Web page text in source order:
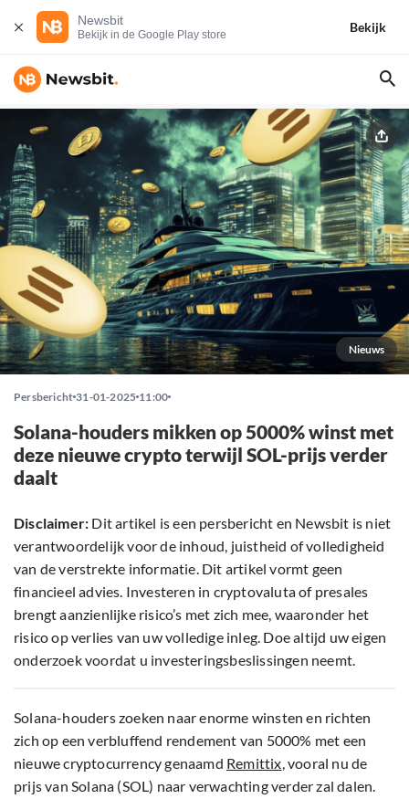
Newsbit
Bekijk in de Google Play store
Bekijk
Nieuws
Persbericht 31-01-2025 11:00
Solana-houders mikken op 5000% winst met
deze nieuwe crypto terwijl SOL-prijs verder
daalt
Disclaimer: Dit artikel is een persbericht en Newsbit is niet
verantwoordelijk voor de inhoud, juistheid of volledigheid
van de verstrekte informatie. Dit artikel vormt geen
financieel advies. Investeren in cryptovaluta of presales
brengt aanzienlijke risico’s met zich mee, waaronder het
risico op verlies van uw volledige inleg. Doe altijd uw eigen
onderzoek voordat u investeringsbeslissingen neemt.
Solana-houders zoeken naar enorme winsten en richten
zich op een verbluffend rendement van 5000% met een
nieuwe cryptocurrency genaamd Remittix, vooral nu de
prijs van Solana (SOL) naar verwachting verder zal dalen.